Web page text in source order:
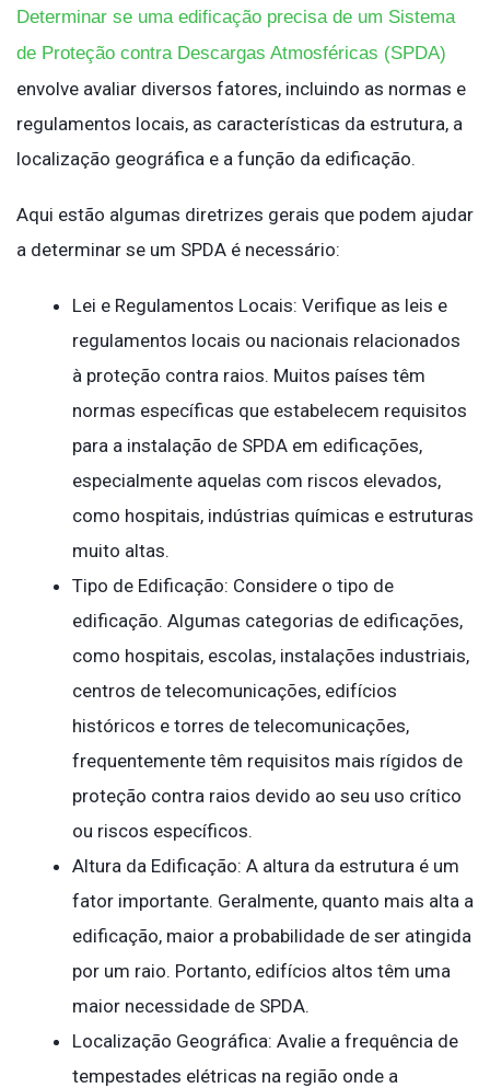
Determinar se uma edificação precisa de um Sistema
de Proteção contra Descargas Atmosféricas (SPDA)
envolve avaliar diversos fatores, incluindo as normas e
regulamentos locais, as características da estrutura, a
localização geográfica e a função da edificação.
Aqui estão algumas diretrizes gerais que podem ajudar
a determinar se um SPDA é necessário:
Lei e Regulamentos Locais: Verifique as leis e
regulamentos locais ou nacionais relacionados
à proteção contra raios. Muitos países têm
normas específicas que estabelecem requisitos
para a instalação de SPDA em edificações,
especialmente aquelas com riscos elevados,
como hospitais, indústrias químicas e estruturas
muito altas.
Tipo de Edificação: Considere o tipo de
edificação. Algumas categorias de edificações,
como hospitais, escolas, instalações industriais,
centros de telecomunicações, edifícios
históricos e torres de telecomunicações,
frequentemente têm requisitos mais rígidos de
proteção contra raios devido ao seu uso crítico
ou riscos específicos.
Altura da Edificação: A altura da estrutura é um
fator importante. Geralmente, quanto mais alta a
edificação, maior a probabilidade de ser atingida
por um raio. Portanto, edifícios altos têm uma
maior necessidade de SPDA.
Localização Geográfica: Avalie a frequência de
tempestades elétricas na região onde a